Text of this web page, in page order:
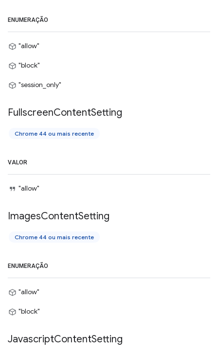
ENUMERAÇÃO
"allow"
"block"
"session_only"
FullscreenContentSetting
Chrome 44 ou mais recente
VALOR
"allow"
ImagesContentSetting
Chrome 44 ou mais recente
ENUMERAÇÃO
"allow"
"block"
JavascriptContentSetting